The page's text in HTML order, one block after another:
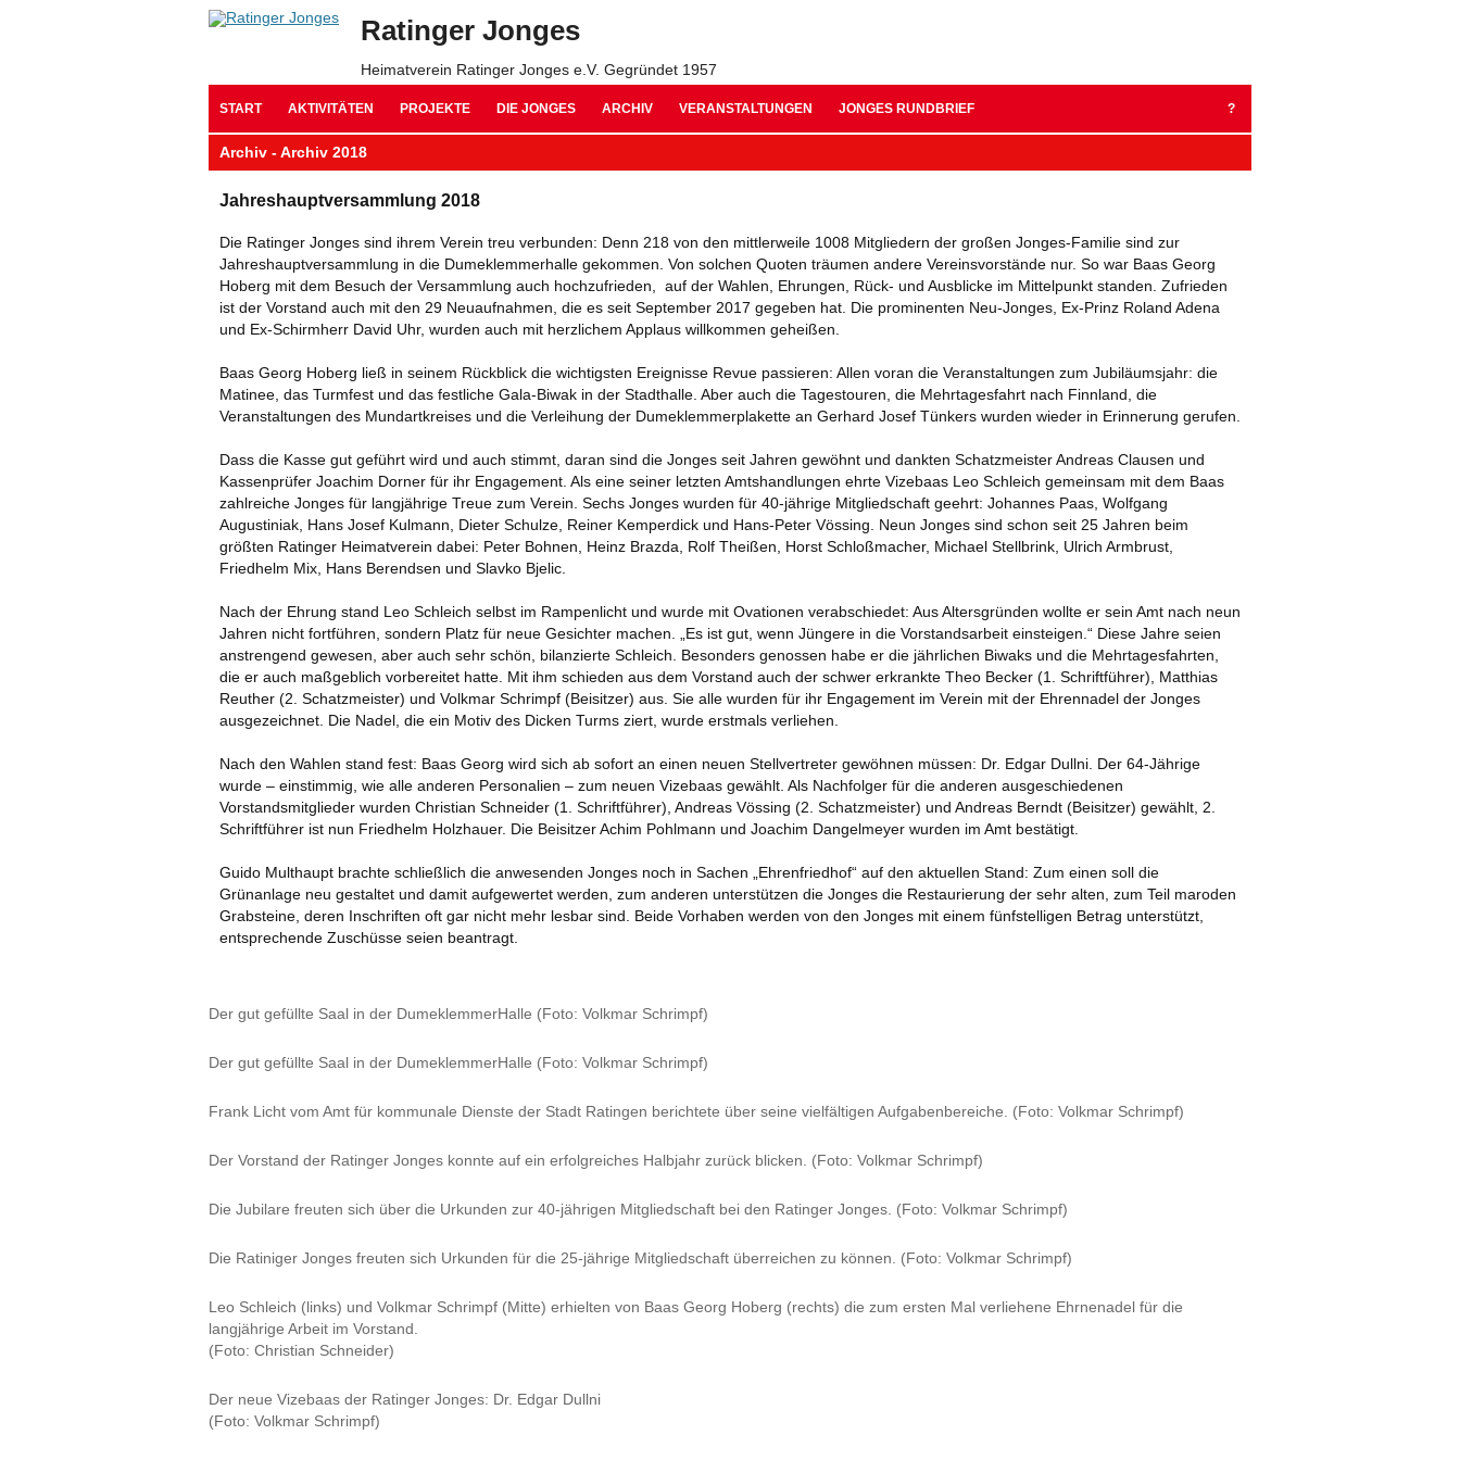
Ratinger Jonges
Heimatverein Ratinger Jonges e.V. Gegründet 1957
START AKTIVITÄTEN PROJEKTE DIE JONGES ARCHIV
ARCHIV 2024
ARCHIV 2023
ARCHIV 2022
ARCHIV 2021
ARCHIV 2020
ARCHIV 2019
ARCHIV 2018
ARCHIV 2017
ARCHIV 2015
ARCHIV 2012
ARCHIV 2011 UND ÄLTER
VERANSTALTUNGEN JONGES RUNDBRIEF
AUSGABE 09 – JULI 2022
AUSGABE 08 – OKTOBER 2021
AUSGABE 06 – JANUAR 2020
AUSGABE 05 – SEPTEMBER 2019
AUSGABE 04 – MÄRZ 2019
AUSGABE 03 – JANUAR 2019
AUSGABE 02 – JULI 2018
?
​Archiv - Archiv 2018
​Jahreshauptversammlung 2018
​Die Ratinger Jonges sind ihrem Verein treu verbunden: Denn 218 von den mittlerweile 1008 Mitgliedern der großen Jonges-Familie sind zur
Jahreshauptversammlung in die Dumeklemmerhalle gekommen. Von solchen Quoten träumen andere Vereinsvorstände nur. So war Baas Georg
Hoberg mit dem Besuch der Versammlung auch hochzufrieden, auf der Wahlen, Ehrungen, Rück- und Ausblicke im Mittelpunkt standen. Zufrieden
ist der Vorstand auch mit den 29 Neuaufnahmen, die es seit September 2017 gegeben hat. Die prominenten Neu-Jonges, Ex-Prinz Roland Adena
und Ex-Schirmherr David Uhr, wurden auch mit herzlichem Applaus willkommen geheißen.
Baas Georg Hoberg ließ in seinem Rückblick die wichtigsten Ereignisse Revue passieren: Allen voran die Veranstaltungen zum Jubiläumsjahr: die
Matinee, das Turmfest und das festliche Gala-Biwak in der Stadthalle. Aber auch die Tagestouren, die Mehrtagesfahrt nach Finnland, die
Veranstaltungen des Mundartkreises und die Verleihung der Dumeklemmerplakette an Gerhard Josef Tünkers wurden wieder in Erinnerung gerufen.
Dass die Kasse gut geführt wird und auch stimmt, daran sind die Jonges seit Jahren gewöhnt und dankten Schatzmeister Andreas Clausen und
Kassenprüfer Joachim Dorner für ihr Engagement. Als eine seiner letzten Amtshandlungen ehrte Vizebaas Leo Schleich gemeinsam mit dem Baas
zahlreiche Jonges für langjährige Treue zum Verein. Sechs Jonges wurden für 40-jährige Mitgliedschaft geehrt: Johannes Paas, Wolfgang
Augustiniak, Hans Josef Kulmann, Dieter Schulze, Reiner Kemperdick und Hans-Peter Vössing. Neun Jonges sind schon seit 25 Jahren beim
größten Ratinger Heimatverein dabei: Peter Bohnen, Heinz Brazda, Rolf Theißen, Horst Schloßmacher, Michael Stellbrink, Ulrich Armbrust,
Friedhelm Mix, Hans Berendsen und Slavko Bjelic.
Nach der Ehrung stand Leo Schleich selbst im Rampenlicht und wurde mit Ovationen verabschiedet: Aus Altersgründen wollte er sein Amt nach neun
Jahren nicht fortführen, sondern Platz für neue Gesichter machen. „Es ist gut, wenn Jüngere in die Vorstandsarbeit einsteigen.“ Diese Jahre seien
anstrengend gewesen, aber auch sehr schön, bilanzierte Schleich. Besonders genossen habe er die jährlichen Biwaks und die Mehrtagesfahrten,
die er auch maßgeblich vorbereitet hatte. Mit ihm schieden aus dem Vorstand auch der schwer erkrankte Theo Becker (1. Schriftführer), Matthias
Reuther (2. Schatzmeister) und Volkmar Schrimpf (Beisitzer) aus. Sie alle wurden für ihr Engagement im Verein mit der Ehrennadel der Jonges
ausgezeichnet. Die Nadel, die ein Motiv des Dicken Turms ziert, wurde erstmals verliehen.
Nach den Wahlen stand fest: Baas Georg wird sich ab sofort an einen neuen Stellvertreter gewöhnen müssen: Dr. Edgar Dullni. Der 64-Jährige
wurde – einstimmig, wie alle anderen Personalien – zum neuen Vizebaas gewählt. Als Nachfolger für die anderen ausgeschiedenen
Vorstandsmitglieder wurden Christian Schneider (1. Schriftführer), Andreas Vössing (2. Schatzmeister) und Andreas Berndt (Beisitzer) gewählt, 2.
Schriftführer ist nun Friedhelm Holzhauer. Die Beisitzer Achim Pohlmann und Joachim Dangelmeyer wurden im Amt bestätigt.
Guido Multhaupt brachte schließlich die anwesenden Jonges noch in Sachen „Ehrenfriedhof“ auf den aktuellen Stand: Zum einen soll die
Grünanlage neu gestaltet und damit aufgewertet werden, zum anderen unterstützen die Jonges die Restaurierung der sehr alten, zum Teil maroden
Grabsteine, deren Inschriften oft gar nicht mehr lesbar sind. Beide Vorhaben werden von den Jonges mit einem fünfstelligen Betrag unterstützt,
entsprechende Zuschüsse seien beantragt.
Der gut gefüllte Saal in der DumeklemmerHalle (Foto: Volkmar Schrimpf)
Der gut gefüllte Saal in der DumeklemmerHalle (Foto: Volkmar Schrimpf)
Frank Licht vom Amt für kommunale Dienste der Stadt Ratingen berichtete über seine vielfältigen Aufgabenbereiche. (Foto: Volkmar Schrimpf)
Der Vorstand der Ratinger Jonges konnte auf ein erfolgreiches Halbjahr zurück blicken. (Foto: Volkmar Schrimpf)
Die Jubilare freuten sich über die Urkunden zur 40-jährigen Mitgliedschaft bei den Ratinger Jonges. (Foto: Volkmar Schrimpf)
Die Ratiniger Jonges freuten sich Urkunden für die 25-jährige Mitgliedschaft überreichen zu können. (Foto: Volkmar Schrimpf)
Leo Schleich (links) und Volkmar Schrimpf (Mitte) erhielten von Baas Georg Hoberg (rechts) die zum ersten Mal verliehene Ehrnenadel für die
langjährige Arbeit im Vorstand.
(Foto: Christian Schneider)
Der neue Vizebaas der Ratinger Jonges: Dr. Edgar Dullni
(Foto: Volkmar Schrimpf)